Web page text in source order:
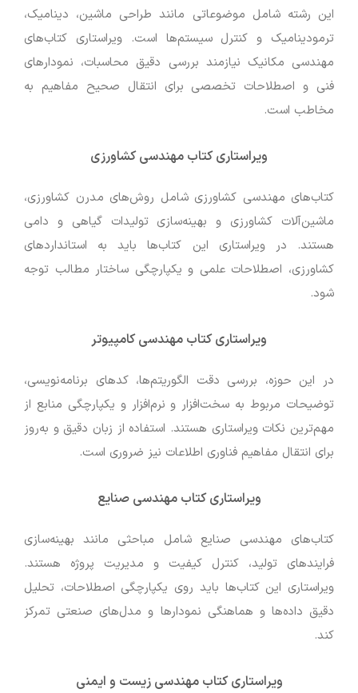
این رشته شامل موضوعاتی مانند طراحی ماشین، دینامیک،
ترمودینامیک و کنترل سیستم‌ها است. ویراستاری کتاب‌های
مهندسی مکانیک نیازمند بررسی دقیق محاسبات، نمودارهای
فنی و اصطلاحات تخصصی برای انتقال صحیح مفاهیم به
مخاطب است.
ویراستاری کتاب مهندسی کشاورزی
کتاب‌های مهندسی کشاورزی شامل روش‌های مدرن کشاورزی،
ماشین‌آلات کشاورزی و بهینه‌سازی تولیدات گیاهی و دامی
هستند. در ویراستاری این کتاب‌ها باید به استانداردهای
کشاورزی، اصطلاحات علمی و یکپارچگی ساختار مطالب توجه
شود.
ویراستاری کتاب مهندسی کامپیوتر
در این حوزه، بررسی دقت الگوریتم‌ها، کدهای برنامه‌نویسی،
توضیحات مربوط به سخت‌افزار و نرم‌افزار و یکپارچگی منابع از
مهم‌ترین نکات ویراستاری هستند. استفاده از زبان دقیق و به‌روز
برای انتقال مفاهیم فناوری اطلاعات نیز ضروری است.
ویراستاری کتاب مهندسی صنایع
کتاب‌های مهندسی صنایع شامل مباحثی مانند بهینه‌سازی
فرایندهای تولید، کنترل کیفیت و مدیریت پروژه هستند.
ویراستاری این کتاب‌ها باید روی یکپارچگی اصطلاحات، تحلیل
دقیق داده‌ها و هماهنگی نمودارها و مدل‌های صنعتی تمرکز
کند.
ویراستاری کتاب مهندسی زیست و ایمنی